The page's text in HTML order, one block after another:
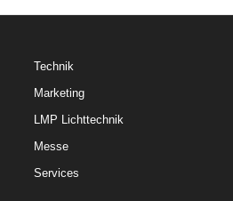
Technik
Marketing
LMP Lichttechnik
Messe
Services